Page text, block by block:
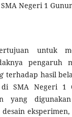
Negeri 1
untuk
pengaruh
terhadap hasil
SMA Negeri 1
yang